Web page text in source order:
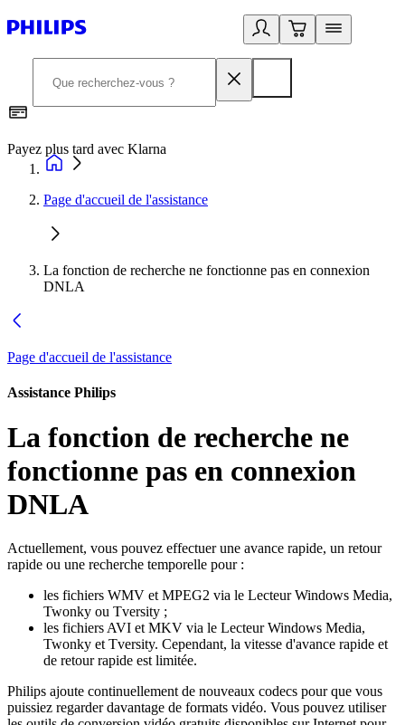
Payez plus tard avec Klarna
Page d'accueil de l'assistance
La fonction de recherche ne fonctionne pas en connexion
DNLA
Page d'accueil de l'assistance
Assistance Philips
La fonction de recherche ne
fonctionne pas en connexion
DNLA
Actuellement, vous pouvez effectuer une avance rapide, un retour
rapide ou une recherche temporelle pour :
les fichiers WMV et MPEG2 via le Lecteur Windows Media,
Twonky ou Tversity ;
les fichiers AVI et MKV via le Lecteur Windows Media,
Twonky et Tversity. Cependant, la vitesse d'avance rapide et
de retour rapide est limitée.
Philips ajoute continuellement de nouveaux codecs pour que vous
puissiez regarder davantage de formats vidéo. Vous pouvez utiliser